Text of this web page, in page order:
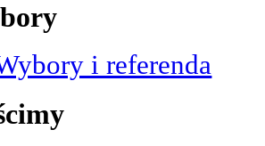
i referenda